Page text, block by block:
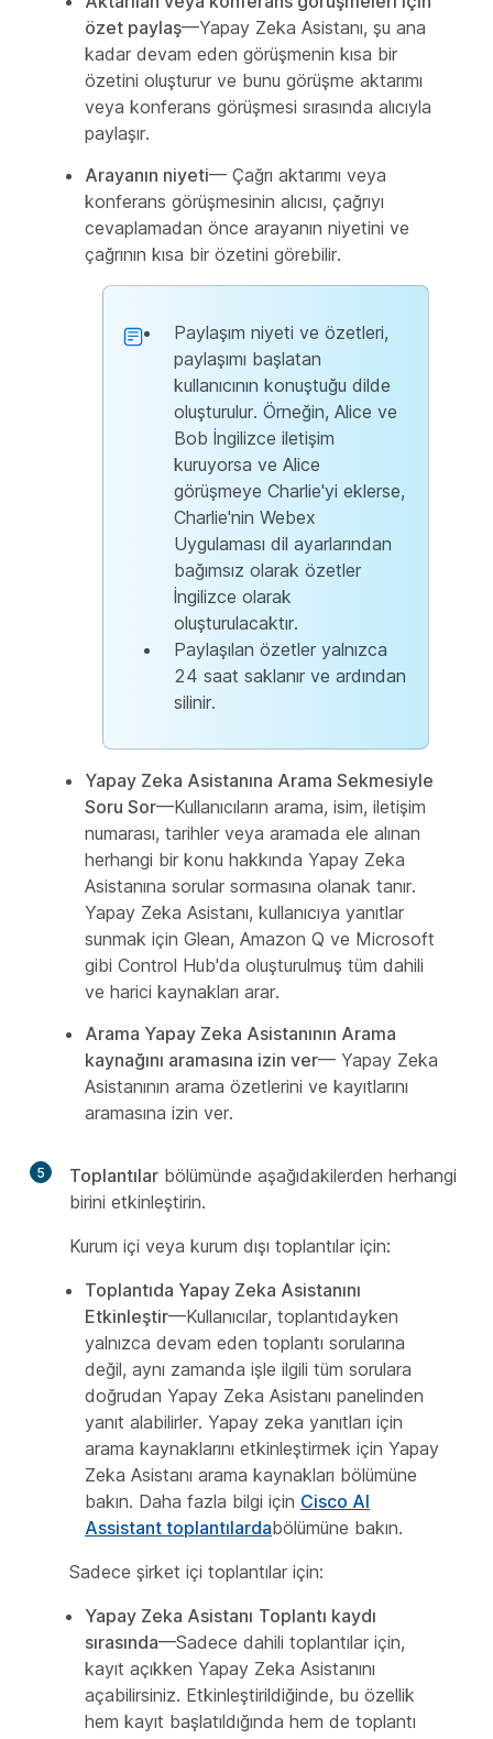
özet paylaş—Yapay Zeka Asistanı, şu ana
kadar devam eden görüşmenin kısa bir
özetini oluşturur ve bunu görüşme aktarımı
veya konferans görüşmesi sırasında alıcıyla
paylaşır.
Arayanın niyeti— Çağrı aktarımı veya
konferans görüşmesinin alıcısı, çağrıyı
cevaplamadan önce arayanın niyetini ve
çağrının kısa bir özetini görebilir.
Paylaşım niyeti ve özetleri,
paylaşımı başlatan
kullanıcının konuştuğu dilde
oluşturulur. Örneğin, Alice ve
Bob İngilizce iletişim
kuruyorsa ve Alice
görüşmeye Charlie'yi eklerse,
Charlie'nin Webex
Uygulaması dil ayarlarından
bağımsız olarak özetler
İngilizce olarak
oluşturulacaktır.
Paylaşılan özetler yalnızca
24 saat saklanır ve ardından
silinir.
Yapay Zeka Asistanına Arama Sekmesiyle
Soru Sor—Kullanıcıların arama, isim, iletişim
numarası, tarihler veya aramada ele alınan
herhangi bir konu hakkında Yapay Zeka
Asistanına sorular sormasına olanak tanır.
Yapay Zeka Asistanı, kullanıcıya yanıtlar
sunmak için Glean, Amazon Q ve Microsoft
gibi Control Hub'da oluşturulmuş tüm dahili
ve harici kaynakları arar.
Arama Yapay Zeka Asistanının Arama
kaynağını aramasına izin ver— Yapay Zeka
Asistanının arama özetlerini ve kayıtlarını
aramasına izin ver.
5 Toplantılar bölümünde aşağıdakilerden herhangi
birini etkinleştirin.
Kurum içi veya kurum dışı toplantılar için:
Toplantıda Yapay Zeka Asistanını
Etkinleştir—Kullanıcılar, toplantıdayken
yalnızca devam eden toplantı sorularına
değil, aynı zamanda işle ilgili tüm sorulara
doğrudan Yapay Zeka Asistanı panelinden
yanıt alabilirler. Yapay zeka yanıtları için
arama kaynaklarını etkinleştirmek için Yapay
Zeka Asistanı arama kaynakları bölümüne
bakın. Daha fazla bilgi için Cisco AI
Assistant toplantılardabölümüne bakın.
Sadece şirket içi toplantılar için:
Yapay Zeka Asistanı Toplantı kaydı
sırasında—Sadece dahili toplantılar için,
kayıt açıkken Yapay Zeka Asistanını
açabilirsiniz. Etkinleştirildiğinde, bu özellik
hem kayıt başlatıldığında hem de toplantı